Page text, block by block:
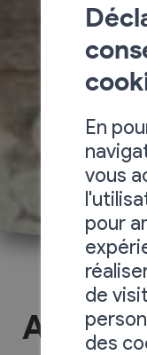
En
vous
pour
de
des